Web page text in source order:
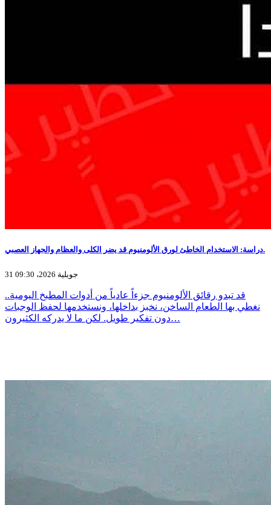
دراسة: الاستخدام الخاطئ لورق الألومنيوم قد يضر الكلى والعظام والجهاز العصبي.
31 جويلية 2026، 09:30
قد تبدو رقائق الألومنيوم جزءاً عادياً من أدوات المطبخ اليومية..
نغطي بها الطعام الساخن، نخبز بداخلها، ونستخدمها لحفظ الوجبات
دون تفكير طويل. لكن ما لا يدركه الكثيرون…